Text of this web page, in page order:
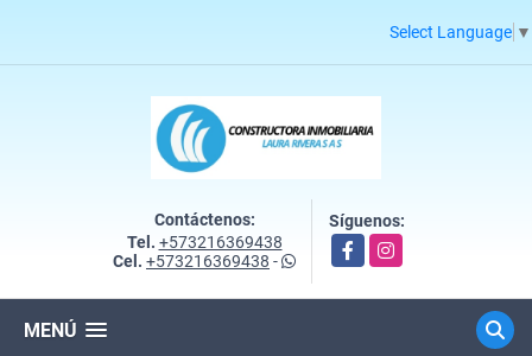
Select Language ▼
Contáctenos:
Tel. +573216369438
Cel. +573216369438 -
Síguenos:
FacebookInstagram
MENÚ